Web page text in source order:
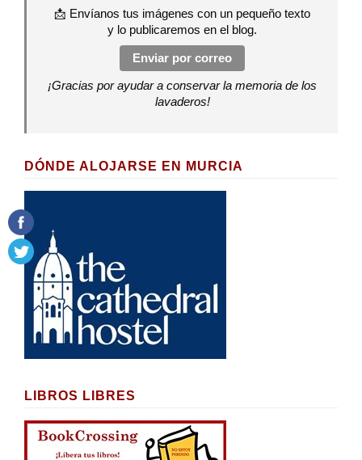
📩 Envíanos tus imágenes con un pequeño texto
y lo publicaremos en el blog.
Enviar por correo
¡Gracias por ayudar a conservar la memoria de los
lavaderos!
DÓNDE ALOJARSE EN MURCIA
LIBROS LIBRES